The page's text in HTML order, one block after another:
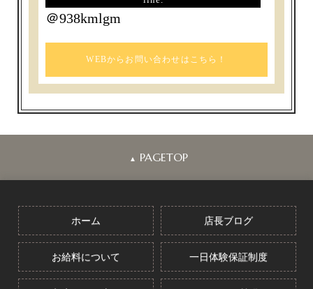
＠938kmlgm
WEBからお問い合わせはこちら！
▲ PAGETOP
ホーム 店長ブログ
お給料について 一日体験保証制度